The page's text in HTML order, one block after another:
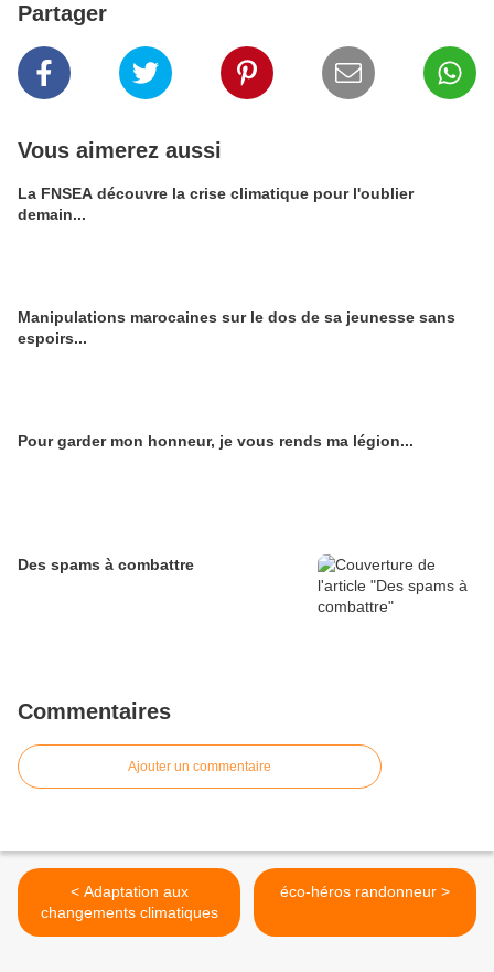
Partager
Vous aimerez aussi
La FNSEA découvre la crise climatique pour l'oublier
demain...
Manipulations marocaines sur le dos de sa jeunesse sans
espoirs...
Pour garder mon honneur, je vous rends ma légion...
Des spams à combattre
Commentaires
Ajouter un commentaire
< Adaptation aux
changements climatiques
éco-héros randonneur >